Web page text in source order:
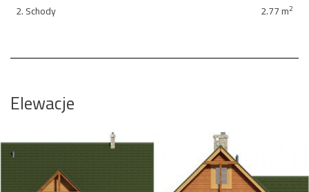
2. Schody 2.77 m2
Elewacje